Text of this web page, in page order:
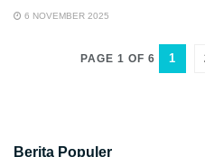
6 NOVEMBER 2025
PAGE 1 OF 6 1
Berita Populer